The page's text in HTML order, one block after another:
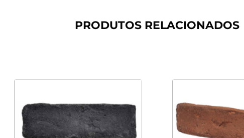
PRODUTOS RELACIONADOS